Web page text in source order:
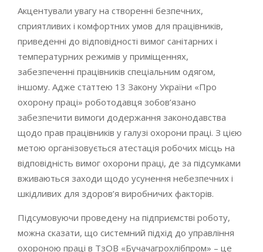
Акцентували увагу на створенні безпечних,
сприятливих і комфортних умов для працівників,
приведенні до відповідності вимог санітарних і
температурних режимів у приміщеннях,
забезпеченні працівників спеціальним одягом,
іншому. Адже статтею 13 Закону України «Про
охорону праці» роботодавця зобов’язано
забезпечити вимоги додержання законодавства
щодо прав працівників у галузі охорони праці. З цією
метою організовується атестація робочих місць на
відповідність вимог охорони праці, де за підсумками
вживаються заходи щодо усунення небезпечних і
шкідливих для здоров’я виробничих факторів.
Підсумовуючи проведену на підприємстві роботу,
можна сказати, що системний підхід до управління
охороною праці в ТзОВ «Бучачагрохлібпром» – це